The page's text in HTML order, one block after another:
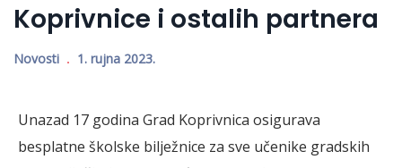
Koprivnice i ostalih partnera
Novosti 1. rujna 2023.
Unazad 17 godina Grad Koprivnica osigurava
besplatne školske bilježnice za sve učenike gradskih